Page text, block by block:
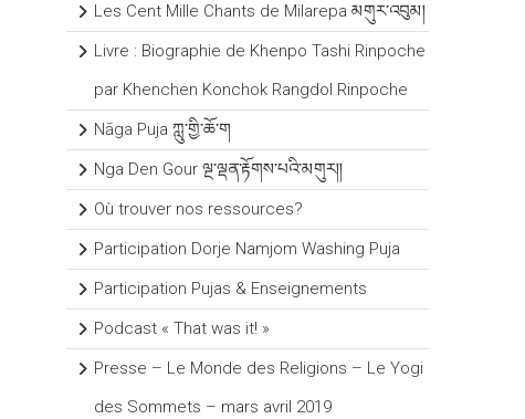
Les Cent Mille Chants de Milarepa མགུར་འབུམ།
Livre : Biographie de Khenpo Tashi Rinpoche
par Khenchen Konchok Rangdol Rinpoche
Nāga Puja ཀླུ་གྱི་ཆོ་ག
Nga Den Gour ལྔ་ལྡན་རྟོགས་པའི་མགུར།།
Où trouver nos ressources?
Participation Dorje Namjom Washing Puja
Participation Pujas & Enseignements
Podcast « That was it! »
Presse – Le Monde des Religions – Le Yogi
des Sommets – mars avril 2019